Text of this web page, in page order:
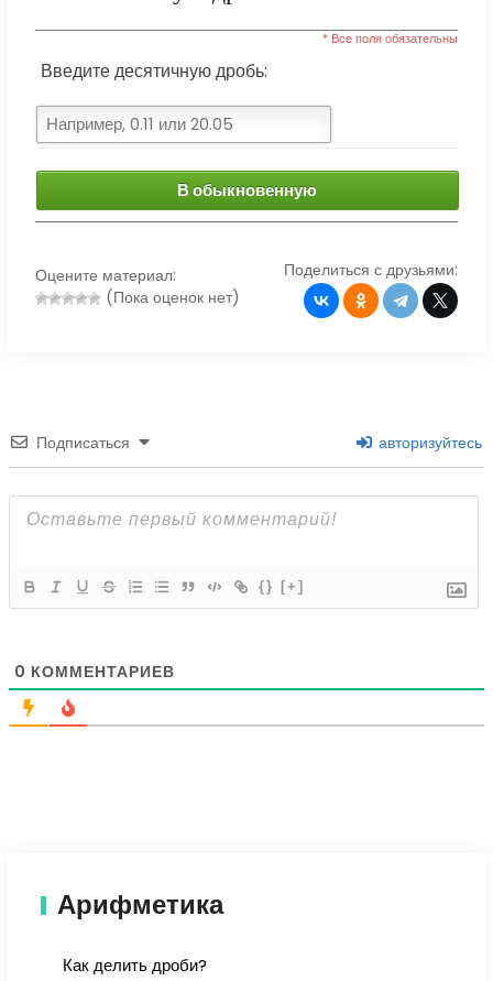
* Все поля обязательны
Введите десятичную дробь:
В обыкновенную
Оцените материал:
(Пока оценок нет)
Поделиться с друзьями:
Подписаться авторизуйтесь
{} [+]
0 КОММЕНТАРИЕВ
Арифметика
Как делить дроби?